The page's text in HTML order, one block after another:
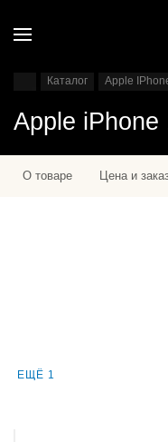
Каталог Apple
Apple iPhone
О товаре Цена и
ЕЩЁ 1